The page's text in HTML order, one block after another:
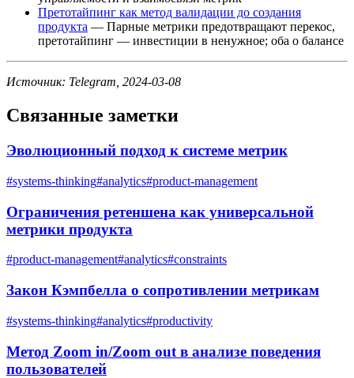
Претотайпинг как метод валидации до создания
продукта — Парные метрики предотвращают перекос,
претотайпинг — инвестиции в ненужное; оба о балансе
Источник: Telegram, 2024-03-08
Связанные заметки
Эволюционный подход к системе метрик
#systems-thinking#analytics#product-management
Ограничения ретеншена как универсальной
метрики продукта
#product-management#analytics#constraints
Закон Кэмпбелла о сопротивлении метрикам
#systems-thinking#analytics#productivity
Метод Zoom in/Zoom out в анализе поведения
пользователей